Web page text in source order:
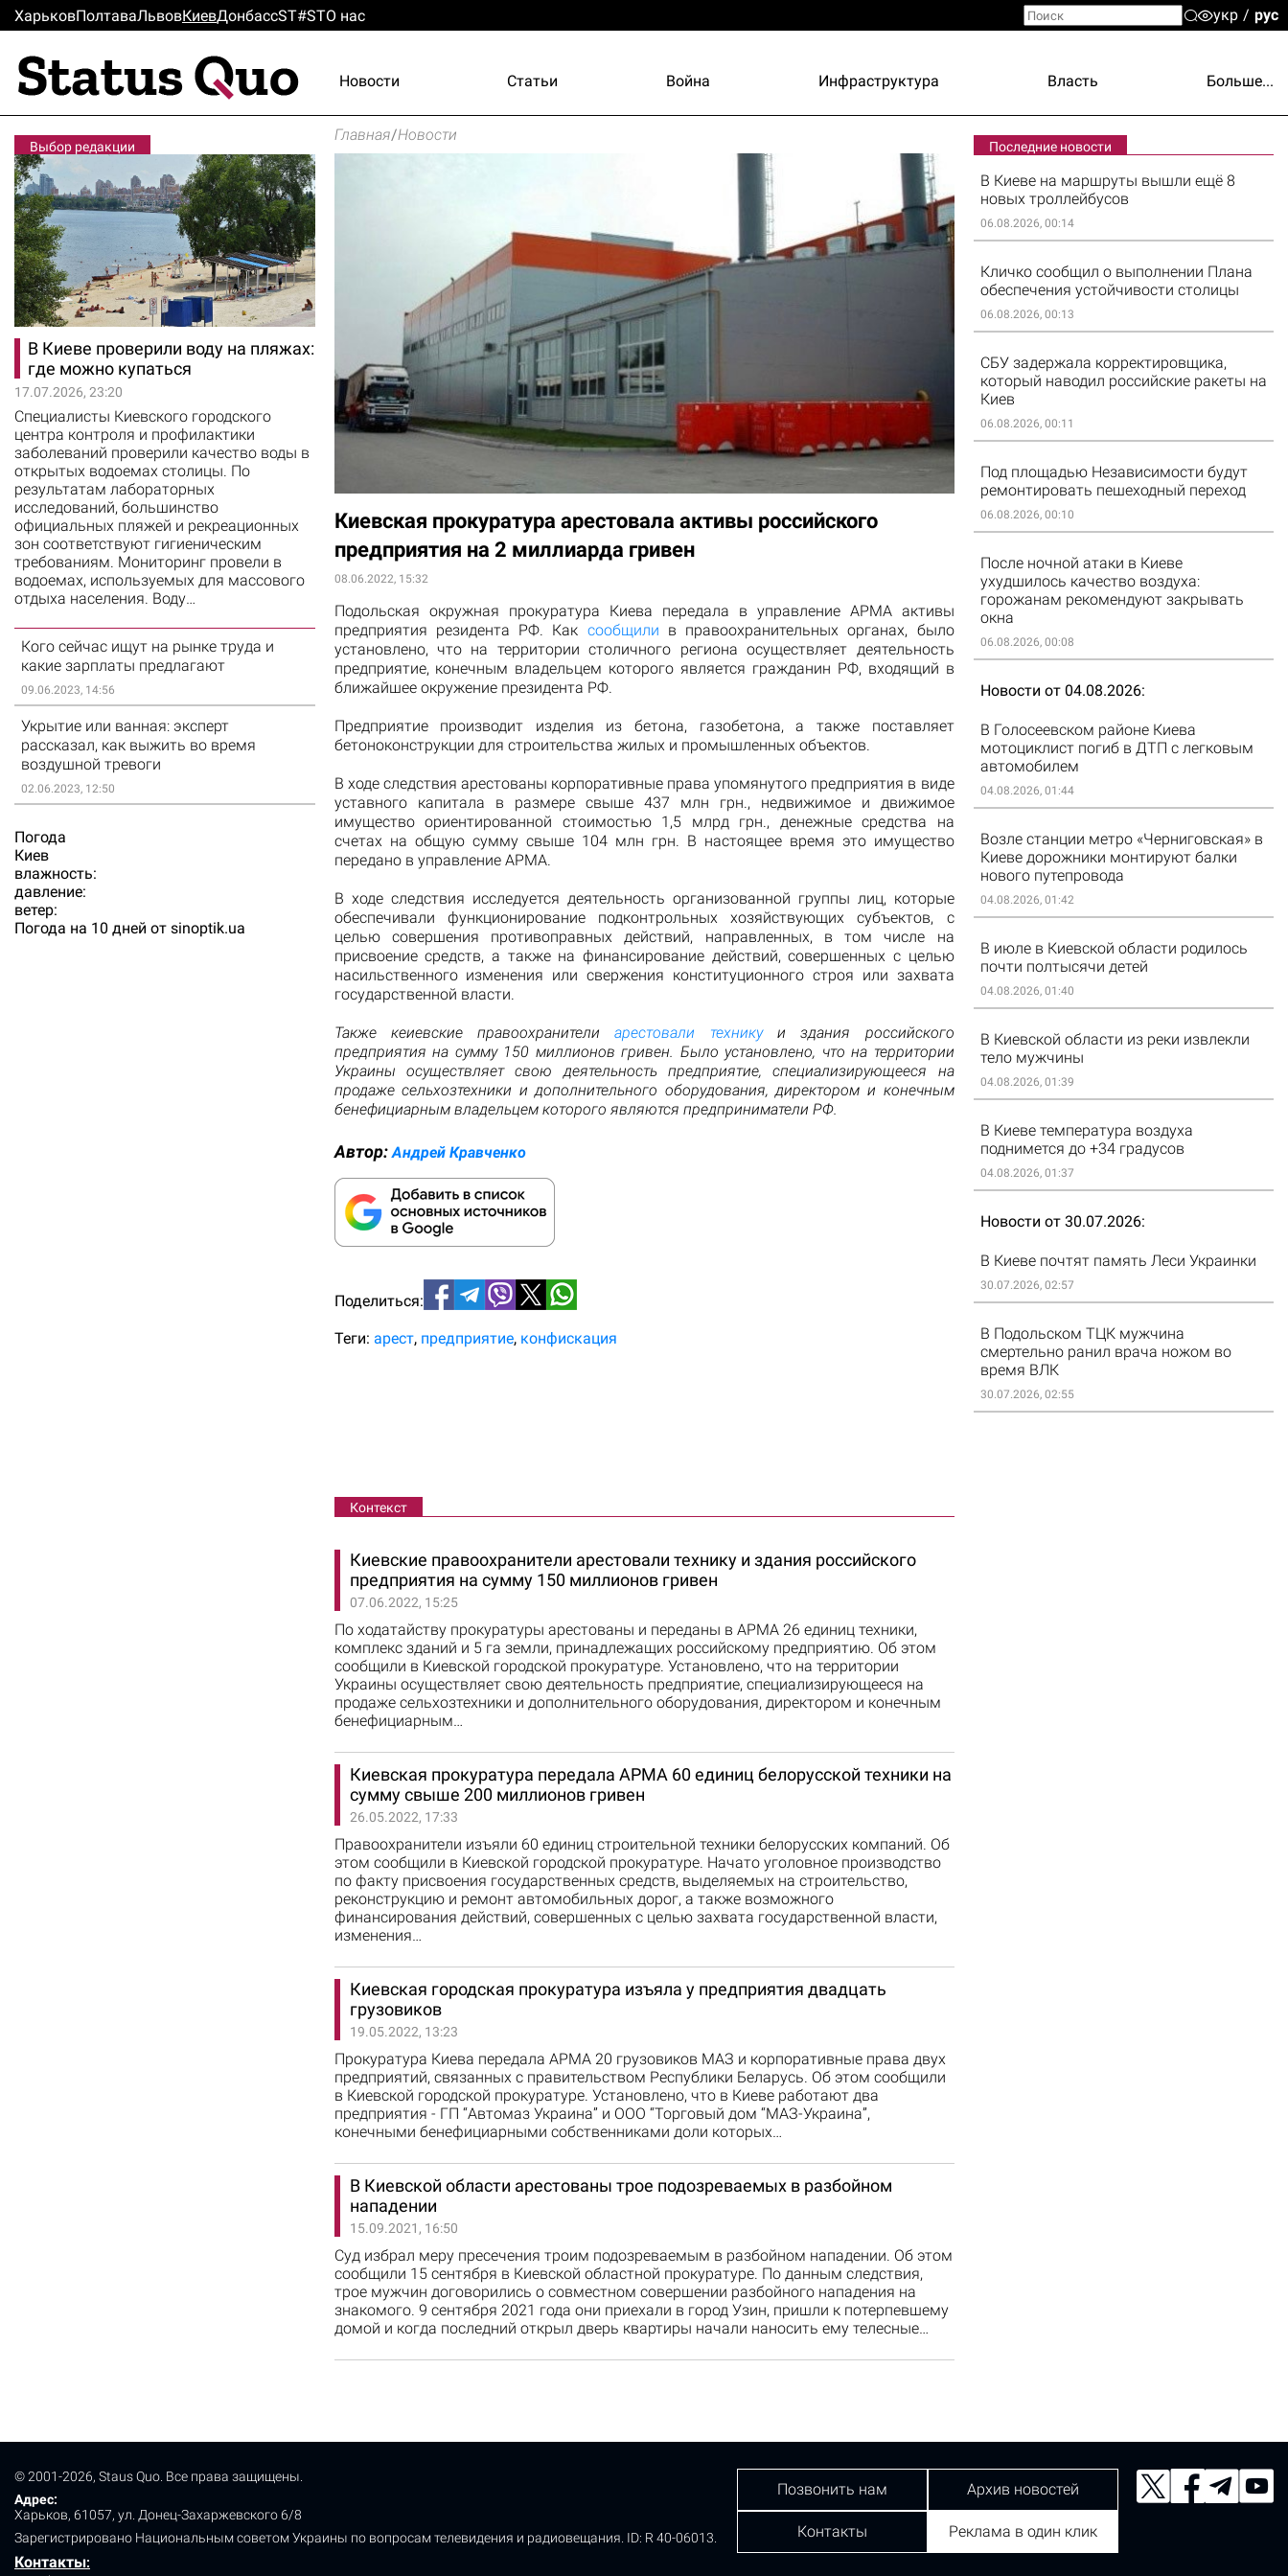
ХарьковПолтаваЛьвовКиевДонбассST#STО нас укр рус
Новости Статьи Война Инфраструктура Власть Больше...
Выбор редакции
В Киеве проверили воду на пляжах:
где можно купаться
17.07.2026, 23:20
Специалисты Киевского городского
центра контроля и профилактики
заболеваний проверили качество воды в
открытых водоемах столицы. По
результатам лабораторных
исследований, большинство
официальных пляжей и рекреационных
зон соответствуют гигиеническим
требованиям. Мониторинг провели в
водоемах, используемых для массового
отдыха населения. Воду…
Кого сейчас ищут на рынке труда и
какие зарплаты предлагают
09.06.2023, 14:56
Укрытие или ванная: эксперт
рассказал, как выжить во время
воздушной тревоги
02.06.2023, 12:50
Погода
Киев
влажность:
давление:
ветер:
Погода на 10 дней от sinoptik.ua
Главная/Новости
Киевская прокуратура арестовала активы российского
предприятия на 2 миллиарда гривен
08.06.2022, 15:32
Подольская окружная прокуратура Киева передала в управление АРМА активы
предприятия резидента РФ. Как сообщили в правоохранительных органах, было
установлено, что на территории столичного региона осуществляет деятельность
предприятие, конечным владельцем которого является гражданин РФ, входящий в
ближайшее окружение президента РФ.
Предприятие производит изделия из бетона, газобетона, а также поставляет
бетоноконструкции для строительства жилых и промышленных объектов.
В ходе следствия арестованы корпоративные права упомянутого предприятия в виде
уставного капитала в размере свыше 437 млн грн., недвижимое и движимое
имущество ориентированной стоимостью 1,5 млрд грн., денежные средства на
счетах на общую сумму свыше 104 млн грн. В настоящее время это имущество
передано в управление АРМА.
В ходе следствия исследуется деятельность организованной группы лиц, которые
обеспечивали функционирование подконтрольных хозяйствующих субъектов, с
целью совершения противоправных действий, направленных, в том числе на
присвоение средств, а также на финансирование действий, совершенных с целью
насильственного изменения или свержения конституционного строя или захвата
государственной власти.
Также кеиевские правоохранителиарестовали техникуи здания российского
предприятия на сумму 150 миллионов гривен. Было установлено, что на территории
Украины осуществляет свою деятельность предприятие, специализирующееся на
продаже сельхозтехники и дополнительного оборудования, директором и конечным
бенефициарным владельцем которого являются предприниматели РФ.
Автор:Андрей Кравченко
Поделиться:
Теги: арест предприятие конфискация
Контекст
Киевские правоохранители арестовали технику и здания российского
предприятия на сумму 150 миллионов гривен
07.06.2022, 15:25
По ходатайству прокуратуры арестованы и переданы в АРМА 26 единиц техники,
комплекс зданий и 5 га земли, принадлежащих российскому предприятию. Об этом
сообщили в Киевской городской прокуратуре. Установлено, что на территории
Украины осуществляет свою деятельность предприятие, специализирующееся на
продаже сельхозтехники и дополнительного оборудования, директором и конечным
бенефициарным…
Киевская прокуратура передала АРМА 60 единиц белорусской техники на
сумму свыше 200 миллионов гривен
26.05.2022, 17:33
Правоохранители изъяли 60 единиц строительной техники белорусских компаний. Об
этом сообщили в Киевской городской прокуратуре. Начато уголовное производство
по факту присвоения государственных средств, выделяемых на строительство,
реконструкцию и ремонт автомобильных дорог, а также возможного
финансирования действий, совершенных с целью захвата государственной власти,
изменения…
Киевская городская прокуратура изъяла у предприятия двадцать
грузовиков
19.05.2022, 13:23
Прокуратура Киева передала АРМА 20 грузовиков МАЗ и корпоративные права двух
предприятий, связанных с правительством Республики Беларусь. Об этом сообщили
в Киевской городской прокуратуре. Установлено, что в Киеве работают два
предприятия - ГП “Автомаз Украина” и ООО “Торговый дом “МАЗ-Украина”,
конечными бенефициарными собственниками доли которых…
В Киевской области арестованы трое подозреваемых в разбойном
нападении
15.09.2021, 16:50
Суд избрал меру пресечения троим подозреваемым в разбойном нападении. Об этом
сообщили 15 сентября в Киевской областной прокуратуре. По данным следствия,
трое мужчин договорились о совместном совершении разбойного нападения на
знакомого. 9 сентября 2021 года они приехали в город Узин, пришли к потерпевшему
домой и когда последний открыл дверь квартиры начали наносить ему телесные…
Последние новости
В Киеве на маршруты вышли ещё 8
новых троллейбусов
06.08.2026, 00:14
Кличко сообщил о выполнении Плана
обеспечения устойчивости столицы
06.08.2026, 00:13
СБУ задержала корректировщика,
который наводил российские ракеты на
Киев
06.08.2026, 00:11
Под площадью Независимости будут
ремонтировать пешеходный переход
06.08.2026, 00:10
После ночной атаки в Киеве
ухудшилось качество воздуха:
горожанам рекомендуют закрывать
окна
06.08.2026, 00:08
Новости от 04.08.2026
В Голосеевском районе Киева
мотоциклист погиб в ДТП с легковым
автомобилем
04.08.2026, 01:44
Возле станции метро «Черниговская» в
Киеве дорожники монтируют балки
нового путепровода
04.08.2026, 01:42
В июле в Киевской области родилось
почти полтысячи детей
04.08.2026, 01:40
В Киевской области из реки извлекли
тело мужчины
04.08.2026, 01:39
В Киеве температура воздуха
поднимется до +34 градусов
04.08.2026, 01:37
Новости от 30.07.2026
В Киеве почтят память Леси Украинки
30.07.2026, 02:57
В Подольском ТЦК мужчина
смертельно ранил врача ножом во
время ВЛК
30.07.2026, 02:55
© 2001-2026, Staus Quo. Все права защищены.
Адрес:
Харьков, 61057, ул. Донец-Захаржевского 6/8
Зарегистрировано Национальным советом Украины по вопросам телевидения и радиовещания. ID: R 40-06013.
Контакты:
Позвонить нам Архив новостей
Контакты Реклама в один клик